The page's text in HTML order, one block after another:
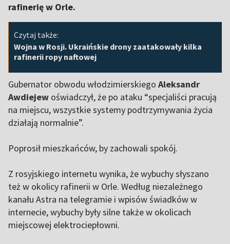
rafinerię w Orle.
Czytaj także:
Wojna w Rosji. Ukraińskie drony zaatakowały kilka
rafinerii ropy naftowej
Gubernator obwodu włodzimierskiego Aleksandr
Awdiejew oświadczył, że po ataku “specjaliści pracują
na miejscu, wszystkie systemy podtrzymywania życia
działają normalnie”.
Poprosił mieszkańców, by zachowali spokój.
Z rosyjskiego internetu wynika, że wybuchy słyszano
też w okolicy rafinerii w Orle. Według niezależnego
kanału Astra na telegramie i wpisów świadków w
internecie, wybuchy były silne także w okolicach
miejscowej elektrociepłowni.